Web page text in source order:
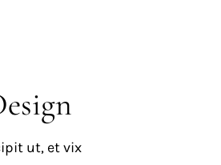
ut, et vix